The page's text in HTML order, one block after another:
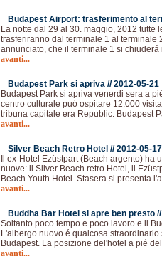
Budapest Airport: trasferimento al
La notte dal 29 al 30. maggio, 2012 tutte
trasferiranno dal terminale 1 al terminale
annunciato, che il terminale 1 si
avanti...
Budapest Park si apriva //2012-05-21
Budapest Park si apriva venerdi sera a
centro culturale puó ospitare 12.000
tribuna capitale era Republic. Budapest
avanti...
Silver Beach Retro Hotel //2012-05-17
Il ex-Hotel Ezüstpart (Beach argento) ha
nuove: il Silver Beach retro Hotel, il
Beach Youth Hotel. Stasera si presenta
avanti...
Buddha Bar Hotel si apre ben presto
Soltanto poco tempo e poco lavoro e il
L'albergo nuovo é qualcosa
Budapest. La posizione del'hotel a pié
avanti...